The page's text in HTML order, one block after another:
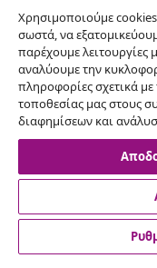
Επιχείρηση
vidaXL
Ανακαλύψτε
Χρησιμοποιούμε
σωστά, να
παρέχουμε λειτουργίες
αναλύουμε την
πληροφορίες σχετικά
τοποθεσίας μας στους
διαφημίσεων και